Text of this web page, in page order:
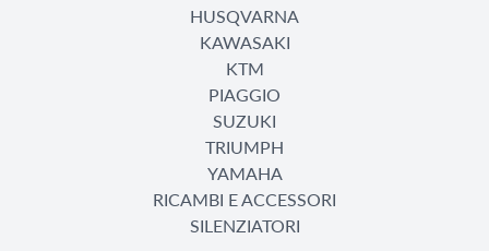
HUSQVARNA
KAWASAKI
KTM
PIAGGIO
SUZUKI
TRIUMPH
YAMAHA
RICAMBI E ACCESSORI
SILENZIATORI